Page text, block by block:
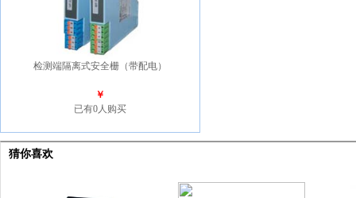
检测端隔离式安全栅（带配电）
￥
已有0人购买
猜你喜欢